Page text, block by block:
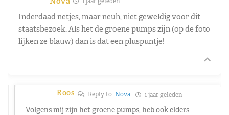
Inderdaad netjes, maar neuh, niet geweldig voor dit
staatsbezoek. Als het de groene pumps zijn (op de foto
lijken ze blauw) dan is dat een pluspuntje!
Roos Reply to Nova 1 jaar geleden
Volgens mij zijn het groene pumps, heb ook elders